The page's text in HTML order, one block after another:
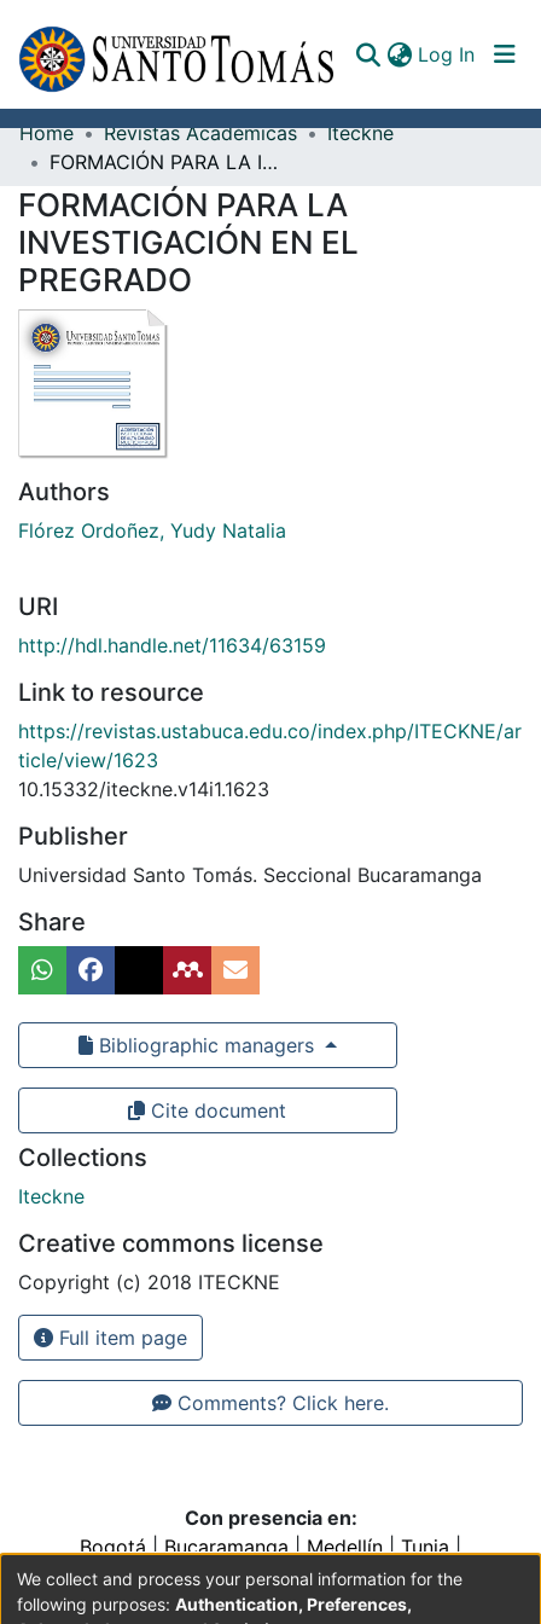
Log In
Communities & Collections
All of DSpace
Documents
Home Revistas Académicas
Iteckne
FORMACIÓN PARA LA INVESTIGACIÓN EN EL PREGRADO
FORMACIÓN PARA LA
INVESTIGACIÓN EN EL
PREGRADO
Authors
Flórez Ordoñez, Yudy Natalia
URI
http://hdl.handle.net/11634/63159
Link to resource
https://revistas.ustabuca.edu.co/index.php/ITECKNE/ar
ticle/view/1623
10.15332/iteckne.v14i1.1623
Publisher
Universidad Santo Tomás. Seccional Bucaramanga
Share
Bibliographic managers
Cite document
Collections
Iteckne
Creative commons license
Copyright (c) 2018 ITECKNE
Full item page
Comments? Click here.
Con presencia en:
Bogotá|Bucaramanga|Medellín|Tunja|
Villavicencio|Conventos y Colegios de la Orden de
Predicadores
We collect and process your personal information for the
following purposes: Authentication, Preferences,